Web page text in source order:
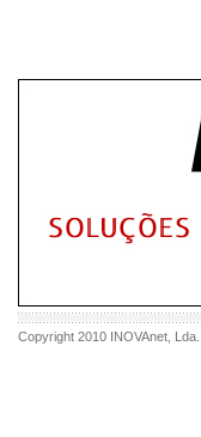
Copyright 2010 INOVAnet , Lda.